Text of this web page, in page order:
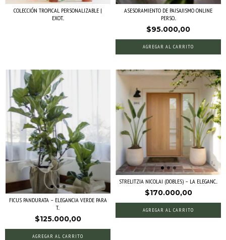
COLECCIÓN TROPICAL PERSONALIZABLE |
EXOT...
ASESORAMIENTO DE PAISAJISMO ONLINE
PERSO...
$95.000,00
AGREGAR AL CARRITO
FICUS PANDURATA – ELEGANCIA VERDE PARA
T...
$125.000,00
AGREGAR AL CARRITO
STRELITZIA NICOLAI (DOBLES) – LA ELEGANC...
$170.000,00
AGREGAR AL CARRITO